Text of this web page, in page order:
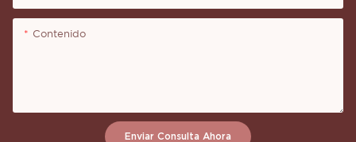
Contenido
Enviar Consulta Ahora